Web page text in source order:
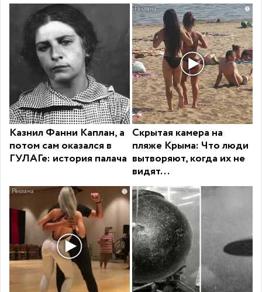
Казнил Фанни Каплан, а
потом сам оказался в
ГУЛАГе: история палача
i
Скрытая камера на
пляже Крыма: Что люди
вытворяют, когда их не
видят...
i